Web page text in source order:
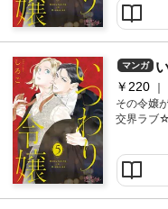
スは父の
続けてき
マンガ
￥220
その令嬢
交界ラブ
スは父の
続けてき
を一目で